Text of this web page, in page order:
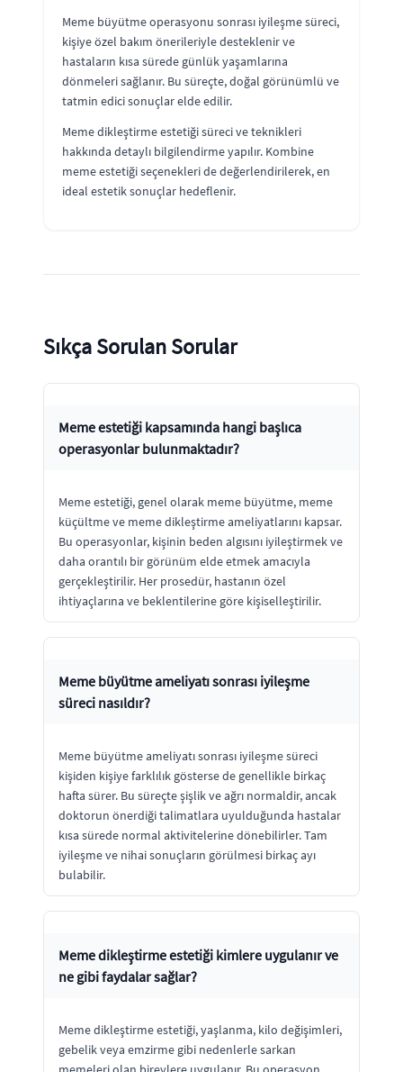
Meme büyütme operasyonu sonrası iyileşme süreci,
kişiye özel bakım önerileriyle desteklenir ve
hastaların kısa sürede günlük yaşamlarına
dönmeleri sağlanır. Bu süreçte, doğal görünümlü ve
tatmin edici sonuçlar elde edilir.
Meme dikleştirme estetiği süreci ve teknikleri
hakkında detaylı bilgilendirme yapılır. Kombine
meme estetiği seçenekleri de değerlendirilerek, en
ideal estetik sonuçlar hedeflenir.
Sıkça Sorulan Sorular
Meme estetiği kapsamında hangi başlıca
operasyonlar bulunmaktadır?
Meme estetiği, genel olarak meme büyütme, meme
küçültme ve meme dikleştirme ameliyatlarını kapsar.
Bu operasyonlar, kişinin beden algısını iyileştirmek ve
daha orantılı bir görünüm elde etmek amacıyla
gerçekleştirilir. Her prosedür, hastanın özel
ihtiyaçlarına ve beklentilerine göre kişiselleştirilir.
Meme büyütme ameliyatı sonrası iyileşme
süreci nasıldır?
Meme büyütme ameliyatı sonrası iyileşme süreci
kişiden kişiye farklılık gösterse de genellikle birkaç
hafta sürer. Bu süreçte şişlik ve ağrı normaldir, ancak
doktorun önerdiği talimatlara uyulduğunda hastalar
kısa sürede normal aktivitelerine dönebilirler. Tam
iyileşme ve nihai sonuçların görülmesi birkaç ayı
bulabilir.
Meme dikleştirme estetiği kimlere uygulanır ve
ne gibi faydalar sağlar?
Meme dikleştirme estetiği, yaşlanma, kilo değişimleri,
gebelik veya emzirme gibi nedenlerle sarkan